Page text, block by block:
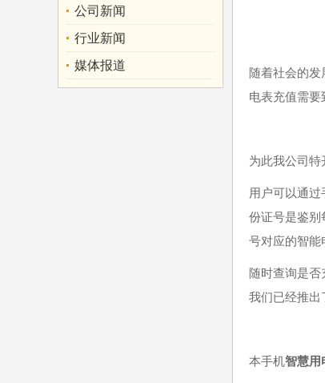
公司新闻
行业新闻
媒体报道
随着社会的
电表充值需要
为此我公司特
用户可以通
份证号是鉴别
号对应的智能
随时查询是
我们已经推出
本手机智慧用